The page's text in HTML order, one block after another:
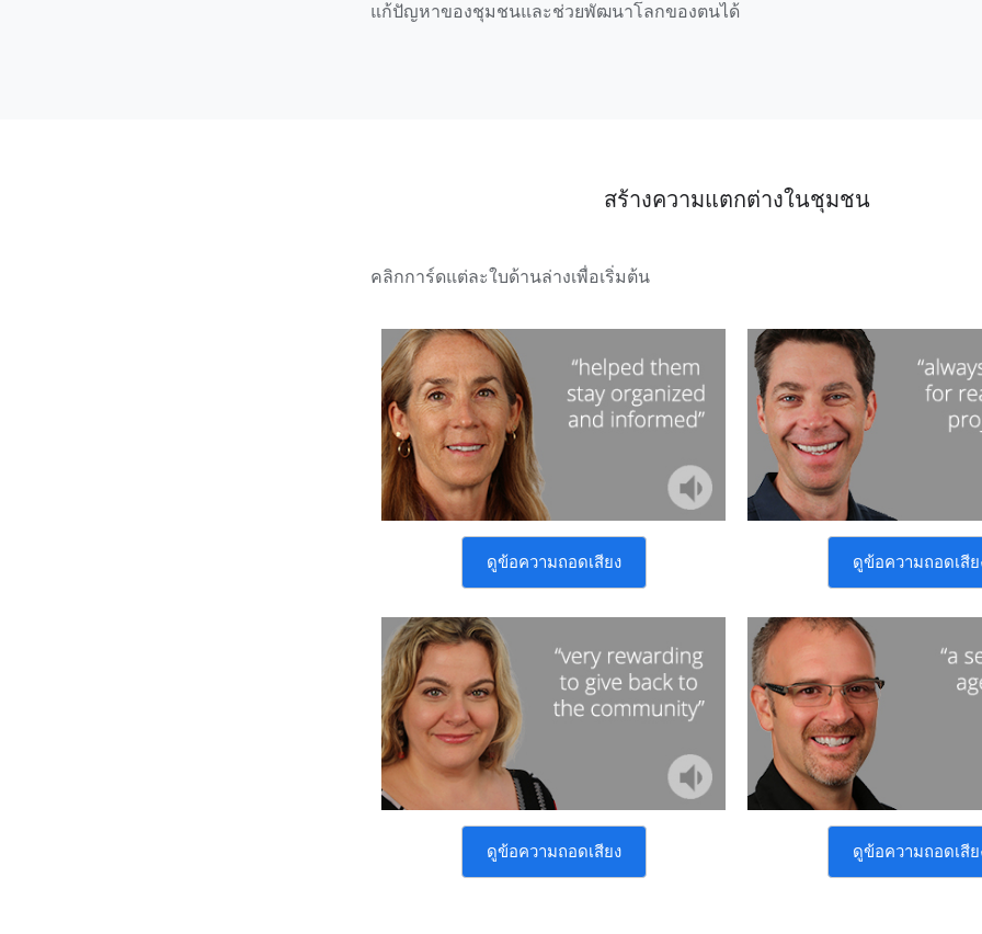
แก้ปัญหาของชุมชนและช่วยพัฒนาโลกของตนได้
สร้างความแตกต่างในชุมชน
คลิกการ์ดแต่ละใบด้านล่างเพื่อเริ่มต้น
ดูข้อความถอดเสียง ดูข้อความถอดเสีย
ดูข้อความถอดเสียง ดูข้อความถอดเสีย